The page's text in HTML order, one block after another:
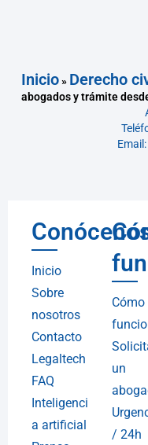
Inicio» Derecho
abogados y trámite
Inicio
Sobre
nosotros
Contacto
Legaltech
FAQ
Inteligenci
a artificial
Cómo
un
/ 24h